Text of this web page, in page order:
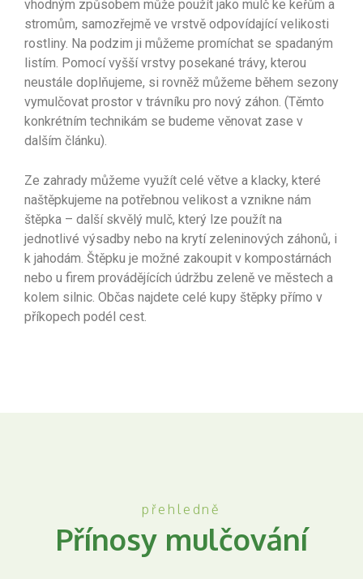
vhodným způsobem může použít jako mulč ke keřům a
stromům, samozřejmě ve vrstvě odpovídající velikosti
rostliny. Na podzim ji můžeme promíchat se spadaným
listím. Pomocí vyšší vrstvy posekané trávy, kterou
neustále doplňujeme, si rovněž můžeme během sezony
vymulčovat prostor v trávníku pro nový záhon. (Těmto
konkrétním technikám se budeme věnovat zase v
dalším článku).
Ze zahrady můžeme využít celé větve a klacky, které
naštěpkujeme na potřebnou velikost a vznikne nám
štěpka – další skvělý mulč, který lze použít na
jednotlivé výsadby nebo na krytí zeleninových záhonů, i
k jahodám. Štěpku je možné zakoupit v kompostárnách
nebo u firem provádějících údržbu zeleně ve městech a
kolem silnic. Občas najdete celé kupy štěpky přímo v
příkopech podél cest.
přehledně
Přínosy mulčování